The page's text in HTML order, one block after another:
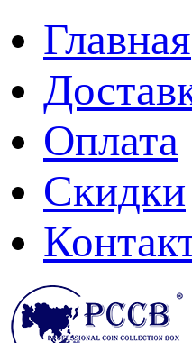
Главная
Оплата
Скидки